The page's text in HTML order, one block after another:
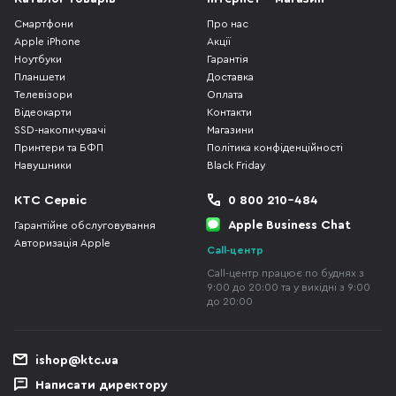
Смартфони
Apple iPhone
Ноутбуки
Планшети
Телевізори
Відеокарти
SSD-накопичувачі
Принтери та БФП
Навушники
Про нас
Акції
Гарантія
Доставка
Оплата
Контакти
Магазини
Політика конфіденційності
Black Friday
КТС Сервіс
Гарантійне обслуговування
Авторизація Apple
0 800 210-484
Apple Business Chat
Call-центр
Call-центр працює по буднях з
9:00 до 20:00 та у вихідні з 9:00
до 20:00
ishop@ktc.ua
Написати директору